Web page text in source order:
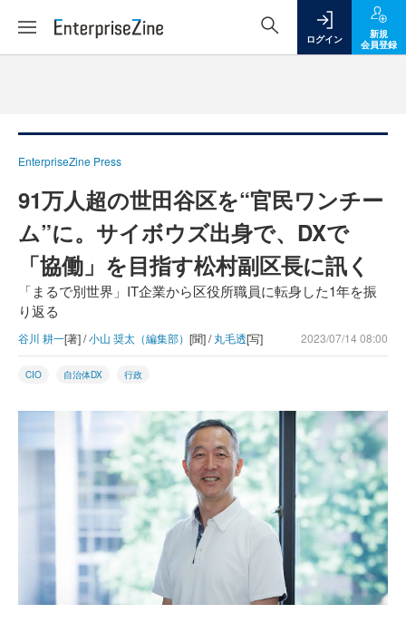
ログイン
新規
会員登録
EnterpriseZine Press
91万人超の世田谷区を“官民ワンチー
ム”に。サイボウズ出身で、DXで
「協働」を目指す松村副区長に訊く
「まるで別世界」IT企業から区役所職員に転身した1年を振
り返る
谷川 耕一[著] /小山 奨太（編集部） [聞] /丸毛透[写] 2023/07/14 08:00
CIO 自治体DX 行政